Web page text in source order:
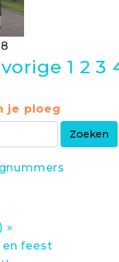
vorige 1 2 3
je ploeg
»
en feest